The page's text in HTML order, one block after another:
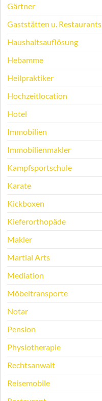
Gärtner
Gaststätten u. Restaurants
Haushaltsauflösung
Hebamme
Heilpraktiker
Hochzeitlocation
Hotel
Immobilien
Immobilienmakler
Kampfsportschule
Karate
Kickboxen
Kieferorthopäde
Makler
Martial Arts
Mediation
Möbeltransporte
Notar
Pension
Physiotherapie
Rechtsanwalt
Reisemobile